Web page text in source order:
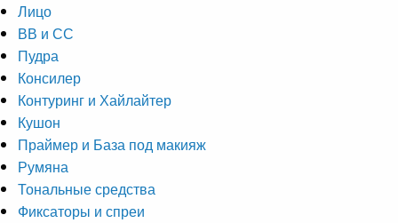
Лицо
ВВ и СС
Пудра
Консилер
Контуринг и Хайлайтер
Кушон
Праймер и База под макияж
Румяна
Тональные средства
Фиксаторы и спреи